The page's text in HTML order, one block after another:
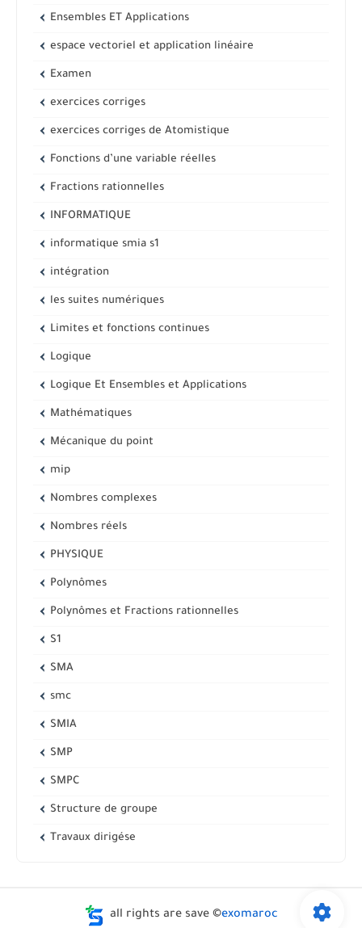
Ensembles ET Applications
espace vectoriel et application linéaire
Examen
exercices corriges
exercices corriges de Atomistique
Fonctions d’une variable réelles
Fractions rationnelles
INFORMATIQUE
informatique smia s1
intégration
les suites numériques
Limites et fonctions continues
Logique
Logique Et Ensembles et Applications
Mathématiques
Mécanique du point
mip
Nombres complexes
Nombres réels
PHYSIQUE
Polynômes
Polynômes et Fractions rationnelles
S1
SMA
smc
SMIA
SMP
SMPC
Structure de groupe
Travaux dirigése
all rights are save ©exomaroc